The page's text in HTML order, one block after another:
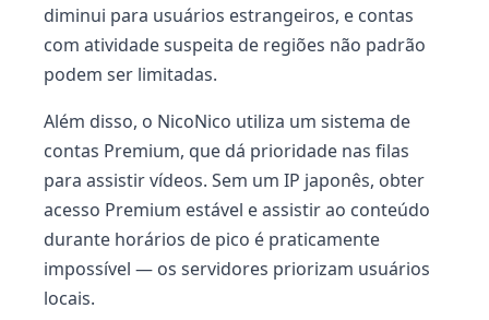
diminui para usuários estrangeiros, e contas
com atividade suspeita de regiões não padrão
podem ser limitadas.
Além disso, o NicoNico utiliza um sistema de
contas Premium, que dá prioridade nas filas
para assistir vídeos. Sem um IP japonês, obter
acesso Premium estável e assistir ao conteúdo
durante horários de pico é praticamente
impossível — os servidores priorizam usuários
locais.